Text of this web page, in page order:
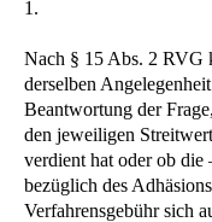
1.
Nach § 15 Abs. 2 RVG
derselben
Beantwortung der
den jeweiligen
verdient hat oder ob die
bezüglich des
Verfahrensgebühr sich